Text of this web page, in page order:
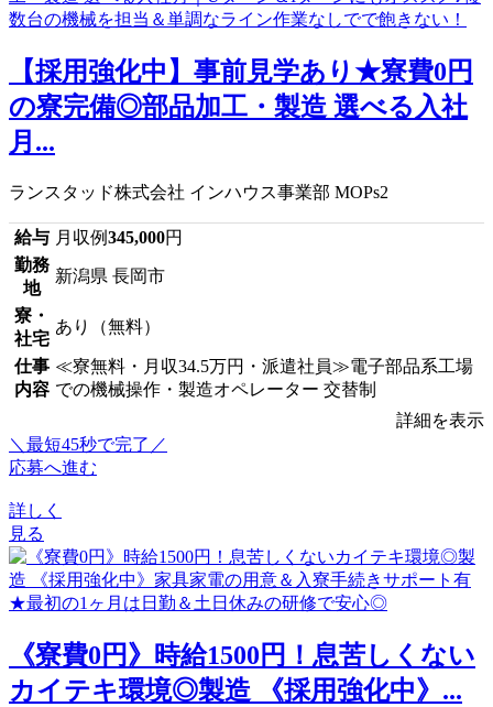
【採用強化中】事前見学あり★寮費0円
の寮完備◎部品加工・製造 選べる入社
月...
ランスタッド株式会社 インハウス事業部 MOPs2
給与 月収例345,000円
勤務
地
新潟県 長岡市
寮・
社宅
あり（無料）
仕事
内容
≪寮無料・月収34.5万円・派遣社員≫電子部品系工場
での機械操作・製造オペレーター 交替制
詳細を表示
＼最短45秒で完了／
応募へ進む
詳しく
見る
《寮費0円》時給1500円！息苦しくない
カイテキ環境◎製造 《採用強化中》...